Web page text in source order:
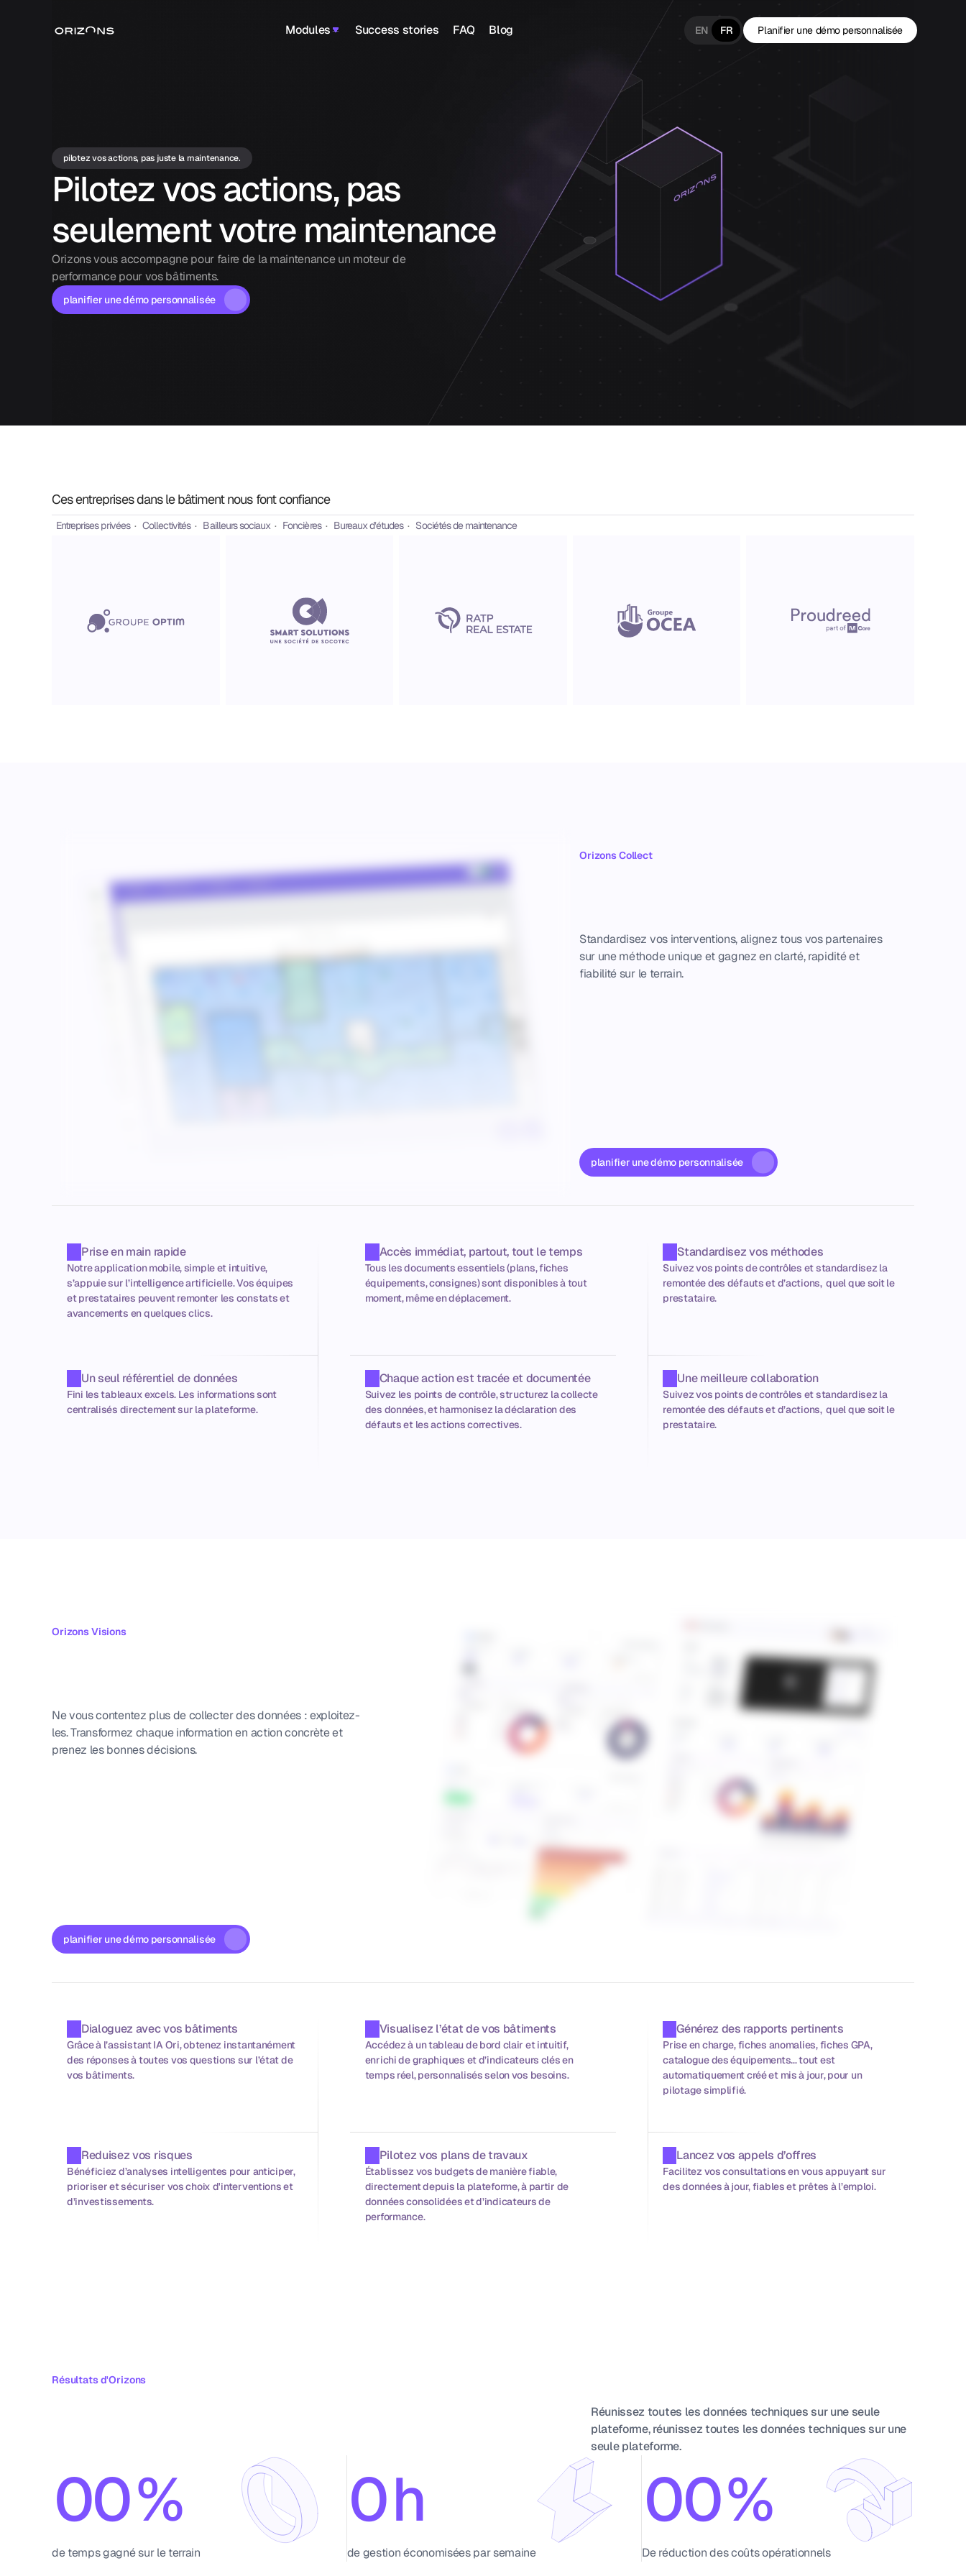
Modules Success stories FAQ Blog EN FR
Planifier une démo personnalisée
pilotez vos actions, pas juste la maintenance.
Pilotez vos actions, pas
seulement votre maintenance
Orizons vous accompagne pour faire de la maintenance un moteur de
performance pour vos bâtiments.
planifier une démo personnalisée
Ces entreprises dans le bâtiment nous font confiance
Entreprises privées · Collectivités · Bailleurs sociaux · Foncières · Bureaux d’études · Sociétés de maintenance
Orizons Collect
Standardisez vos interventions, alignez tous vos partenaires
sur une méthode unique et gagnez en clarté, rapidité et
fiabilité sur le terrain.
planifier une démo personnalisée
Prise en main rapide
Notre application mobile, simple et intuitive,
s’appuie sur l’intelligence artificielle. Vos équipes
et prestataires peuvent remonter les constats et
avancements en quelques clics.
Accès immédiat, partout, tout le temps
Tous les documents essentiels (plans, fiches
équipements, consignes) sont disponibles à tout
moment, même en déplacement.
Standardisez vos méthodes
Suivez vos points de contrôles et standardisez la
remontée des défauts et d’actions,  quel que soit le
prestataire.
Un seul référentiel de données
Fini les tableaux excels. Les informations sont
centralisés directement sur la plateforme.
Chaque action est tracée et documentée
Suivez les points de contrôle, structurez la collecte
des données, et harmonisez la déclaration des
défauts et les actions correctives.
Une meilleure collaboration
Suivez vos points de contrôles et standardisez la
remontée des défauts et d’actions,  quel que soit le
prestataire.
Orizons Visions
Ne vous contentez plus de collecter des données : exploitez-
les. Transformez chaque information en action concrète et
prenez les bonnes décisions.
planifier une démo personnalisée
Dialoguez avec vos bâtiments
Grâce à l’assistant IA Ori, obtenez instantanément
des réponses à toutes vos questions sur l’état de
vos bâtiments.
Visualisez l’état de vos bâtiments
Accédez à un tableau de bord clair et intuitif,
enrichi de graphiques et d’indicateurs clés en
temps réel, personnalisés selon vos besoins.
Générez des rapports pertinents
Prise en charge, fiches anomalies, fiches GPA,
catalogue des équipements... tout est
automatiquement créé et mis à jour, pour un
pilotage simplifié.
Reduisez vos risques
Bénéficiez d’analyses intelligentes pour anticiper,
prioriser et sécuriser vos choix d'interventions et
d’investissements.
Pilotez vos plans de travaux
Établissez vos budgets de manière fiable,
directement depuis la plateforme, à partir de
données consolidées et d’indicateurs de
performance.
Lancez vos appels d’offres
Facilitez vos consultations en vous appuyant sur
des données à jour, fiables et prêtes à l’emploi.
Résultats d'Orizons
Réunissez toutes les données techniques sur une seule
plateforme, réunissez toutes les données techniques sur une
seule plateforme.
0
1
0
1
%
de temps gagné sur le terrain
0
1
h
de gestion économisées par semaine
0
1
0
1
%
De réduction des coûts opérationnels